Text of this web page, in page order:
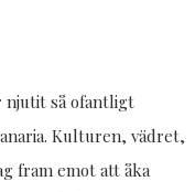
njutit så ofantligt
Kulturen, vädret,
fram emot att åka